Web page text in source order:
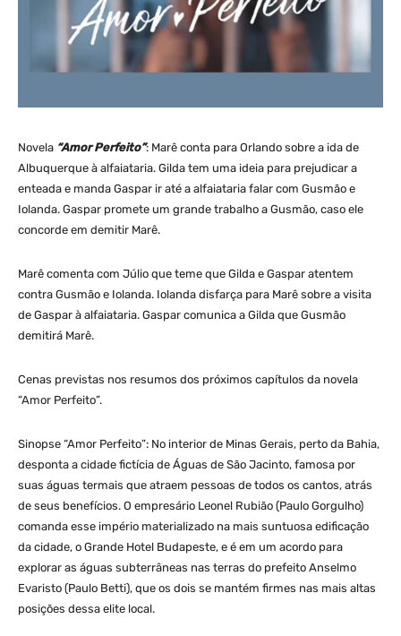
Novela “Amor Perfeito”: Marê conta para Orlando sobre a ida de
Albuquerque à alfaiataria. Gilda tem uma ideia para prejudicar a
enteada e manda Gaspar ir até a alfaiataria falar com Gusmão e
Iolanda. Gaspar promete um grande trabalho a Gusmão, caso ele
concorde em demitir Marê.
Marê comenta com Júlio que teme que Gilda e Gaspar atentem
contra Gusmão e Iolanda. Iolanda disfarça para Marê sobre a visita
de Gaspar à alfaiataria. Gaspar comunica a Gilda que Gusmão
demitirá Marê.
Cenas previstas nos resumos dos próximos capítulos da novela
“Amor Perfeito”.
Sinopse “Amor Perfeito”: No interior de Minas Gerais, perto da Bahia,
desponta a cidade fictícia de Águas de São Jacinto, famosa por
suas águas termais que atraem pessoas de todos os cantos, atrás
de seus benefícios. O empresário Leonel Rubião (Paulo Gorgulho)
comanda esse império materializado na mais suntuosa edificação
da cidade, o Grande Hotel Budapeste, e é em um acordo para
explorar as águas subterrâneas nas terras do prefeito Anselmo
Evaristo (Paulo Betti), que os dois se mantém firmes nas mais altas
posições dessa elite local.